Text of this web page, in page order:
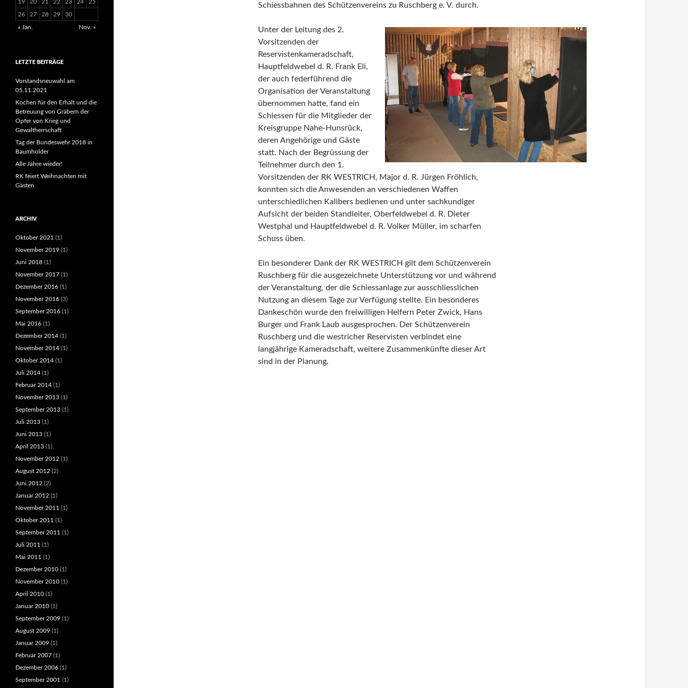
Schiessbahnen des Schützenvereins zu Ruschberg e. V. durch.
Unter der Leitung des 2.
Vorsitzenden der
Reservistenkameradschaft,
Hauptfeldwebel d. R. Frank Eli,
der auch federführend die
Organisation der Veranstaltung
übernommen hatte, fand ein
Schiessen für die Mitglieder der
Kreisgruppe Nahe-Hunsrück,
deren Angehörige und Gäste
statt. Nach der Begrüssung der
Teilnehmer durch den 1.
Vorsitzenden der RK WESTRICH, Major d. R. Jürgen Fröhlich,
konnten sich die Anwesenden an verschiedenen Waffen
unterschiedlichen Kalibers bedienen und unter sachkundiger
Aufsicht der beiden Standleiter, Oberfeldwebel d. R. Dieter
Westphal und Hauptfeldwebel d. R. Volker Müller, im scharfen
Schuss üben.
Ein besonderer Dank der RK WESTRICH gilt dem Schützenverein
Ruschberg für die ausgezeichnete Unterstützung vor und während
der Veranstaltung, der die Schiessanlage zur ausschliesslichen
Nutzung an diesem Tage zur Verfügung stellte. Ein besonderes
Dankeschön wurde den freiwilligen Helfern Peter Zwick, Hans
Burger und Frank Laub ausgesprochen. Der Schützenverein
Ruschberg und die westricher Reservisten verbindet eine
langjährige Kameradschaft, weitere Zusammenkünfte dieser Art
sind in der Planung.
19 20 21 22 23 24 25
26 27 28 29 30
« Jan. Nov. »
LETZTE BEITRÄGE
Vorstandsneuwahl am
05.11.2021
Kochen für den Erhalt und die
Betreuung von Gräbern der
Opfer von Krieg und
Gewaltherrschaft
Tag der Bundeswehr 2018 in
Baumholder
Alle Jahre wieder!
RK feiert Weihnachten mit
Gästen
ARCHIV
Oktober 2021 (1)
November 2019 (1)
Juni 2018 (1)
November 2017 (1)
Dezember 2016 (1)
November 2016 (3)
September 2016 (1)
Mai 2016 (1)
Dezember 2014 (1)
November 2014 (1)
Oktober 2014 (1)
Juli 2014 (1)
Februar 2014 (1)
November 2013 (1)
September 2013 (1)
Juli 2013 (1)
Juni 2013 (1)
April 2013 (1)
November 2012 (1)
August 2012 (2)
Juni 2012 (2)
Januar 2012 (1)
November 2011 (1)
Oktober 2011 (1)
September 2011 (1)
Juli 2011 (1)
Mai 2011 (1)
Dezember 2010 (1)
November 2010 (1)
April 2010 (1)
Januar 2010 (1)
September 2009 (1)
August 2009 (1)
Januar 2009 (1)
Februar 2007 (1)
Dezember 2006 (1)
September 2001 (1)